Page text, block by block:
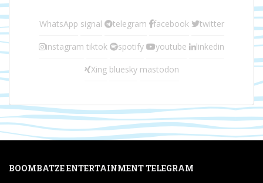
WhatsApp signal telegram facebook twitter
instagram tiktok spotify youtube linkedin
Xing bluesky mastodon
BOOMBATZE ENTERTAINMENT TELEGRAM